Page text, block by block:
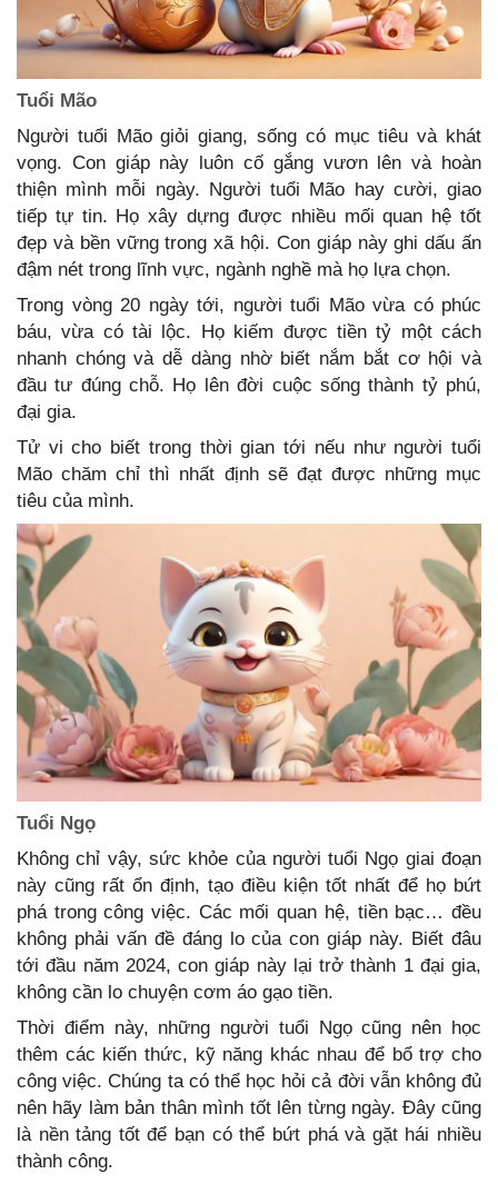
Tuổi Mão
Người tuổi Mão giỏi giang, sống có mục tiêu và khát
vọng. Con giáp này luôn cố gắng vươn lên và hoàn
thiện mình mỗi ngày. Người tuổi Mão hay cười, giao
tiếp tự tin. Họ xây dựng được nhiều mối quan hệ tốt
đẹp và bền vững trong xã hội. Con giáp này ghi dấu ấn
đậm nét trong lĩnh vực, ngành nghề mà họ lựa chọn.
Trong vòng 20 ngày tới, người tuổi Mão vừa có phúc
báu, vừa có tài lộc. Họ kiếm được tiền tỷ một cách
nhanh chóng và dễ dàng nhờ biết nắm bắt cơ hội và
đầu tư đúng chỗ. Họ lên đời cuộc sống thành tỷ phú,
đại gia.
Tử vi cho biết trong thời gian tới nếu như người tuổi
Mão chăm chỉ thì nhất định sẽ đạt được những mục
tiêu của mình.
Tuổi Ngọ
Không chỉ vậy, sức khỏe của người tuổi Ngọ giai đoạn
này cũng rất ổn định, tạo điều kiện tốt nhất để họ bứt
phá trong công việc. Các mối quan hệ, tiền bạc… đều
không phải vấn đề đáng lo của con giáp này. Biết đâu
tới đầu năm 2024, con giáp này lại trở thành 1 đại gia,
không cần lo chuyện cơm áo gạo tiền.
Thời điểm này, những người tuổi Ngọ cũng nên học
thêm các kiến thức, kỹ năng khác nhau để bổ trợ cho
công việc. Chúng ta có thể học hỏi cả đời vẫn không đủ
nên hãy làm bản thân mình tốt lên từng ngày. Đây cũng
là nền tảng tốt để bạn có thể bứt phá và gặt hái nhiều
thành công.